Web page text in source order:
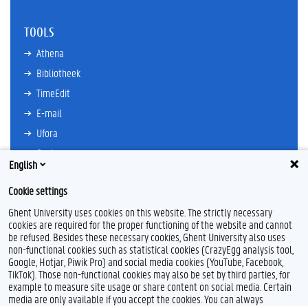
TOOLS
Athena
Bibliotheek
TimeEdit
E-mail
Ufora
Oasis
Research Explorer
F
a
c
e
T
w
i
t
Feedback
English
Cookie settings
Ghent University uses cookies on this website. The strictly necessary
cookies are required for the proper functioning of the website and cannot
be refused. Besides these necessary cookies, Ghent University also uses
non-functional cookies such as statistical cookies (CrazyEgg analysis tool,
Google, Hotjar, Piwik Pro) and social media cookies (YouTube, Facebook,
TikTok). Those non-functional cookies may also be set by third parties, for
example to measure site usage or share content on social media. Certain
media are only available if you accept the cookies. You can always